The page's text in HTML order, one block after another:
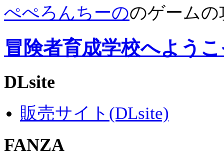
ぺぺろんちーののゲーム
冒険者育成学校へよう
DLsite
販売サイト(DLsite)
FANZA